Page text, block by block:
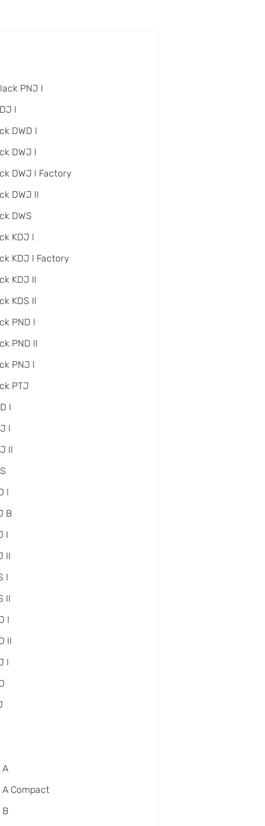
PNJ I
I
DWD I
DWJ I
DWJ I Factory
DWJ II
DWS
KDJ I
KDJ I Factory
KDJ II
KDS II
PND I
PND II
PNJ I
PTJ
I
I
II
I
B
I
II
I
II
I
II
I
A
Compact
B